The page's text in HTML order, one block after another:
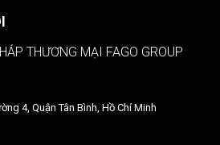
THƯƠNG MẠI FAGO GROUP
4, Quận Tân Bình, Hồ Chí Minh